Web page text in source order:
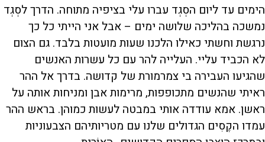
הימים עד ליום הסְגְד עברו עלי בציפיה מתוחה. הדרך לסְגְד
נמשכה בהליכה שלושה ימים – אבל אני הייתי כל כך
נרגשת וחשתי כאילו הלכנו שעות מועטות בלבד. גם הצום
לא הכביד עליי. העלייה להר עם כל עשרות האנשים
שהגיעו העבירה בי צמרמורת של קדושה. בדרך אל ההר
ראיתי שהנשים מתכופפות, מרימות אבן ומניחות אותה על
ראשן. אמא עודדה אותי במבטה לעשות כמוהן. בראש ההר
עמדו הקֶסִים הגדולים שלנו עם מטריותיהם הצבעוניות